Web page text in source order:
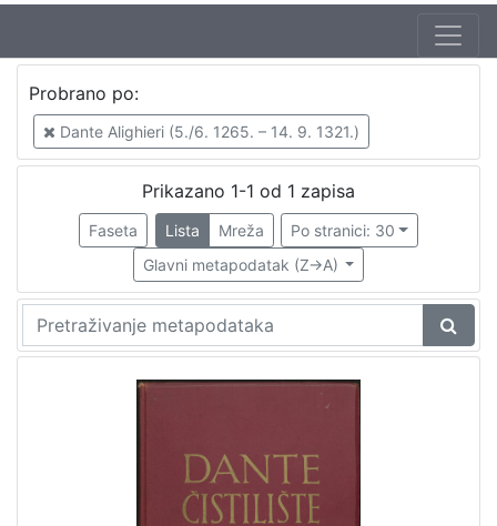
Jezik
hrvatski
Knjige
Probrano po:
Dante Alighieri (5./6. 1265. – 14. 9. 1321.)
Prikazano 1-1 od 1 zapisa
Faseta Lista Mreža
Po stranici: 30
Glavni metapodatak (Z->A)